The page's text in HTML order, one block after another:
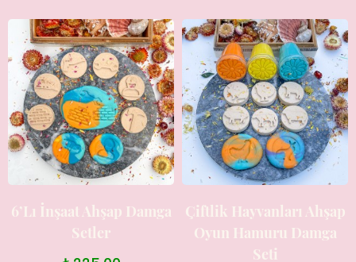
6’lı İnşaat Ahşap Damga
Setler
Çiftlik Hayvanları Ahşap
Oyun Hamuru Damga
Seti